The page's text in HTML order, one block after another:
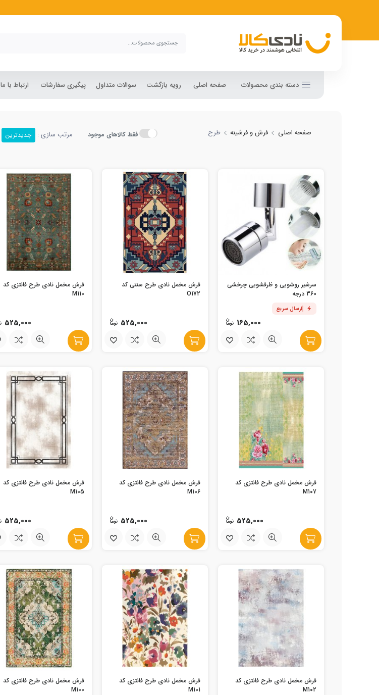
دسته بندی محصولات صفحه اصلی رویه بازگشت سوالات متداول پیگیری سفارشات ارتباط با ما
صفحه اصلی فرش و فرشینه طرح فقط کالاهای موجود مرتب سازی : جدیدترین
سرشیر روشویی و ظرفشویی چرخشی
360 درجه
ارسال سریع
165,000
فرش مخمل نادی طرح سنتی کد
O172
525,000
فرش مخمل نادی طرح فانتزی کد
M110
525,000
فرش مخمل نادی طرح فانتزی کد
M107
525,000
فرش مخمل نادی طرح فانتزی کد
M106
525,000
فرش مخمل نادی طرح فانتزی کد
M105
525,000
فرش مخمل نادی طرح فانتزی کد
M102
فرش مخمل نادی طرح فانتزی کد
M101
فرش مخمل نادی طرح فانتزی کد
M100